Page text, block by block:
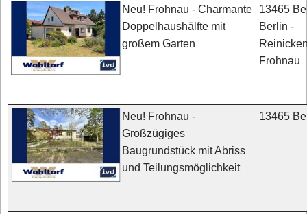
Neu! Frohnau - Charmante
Doppelhaushälfte mit
großem Garten
13465
Berlin -
Frohnau
Neu! Frohnau -
Großzügiges
Baugrundstück mit Abriss
und Teilungsmöglichkeit
13465